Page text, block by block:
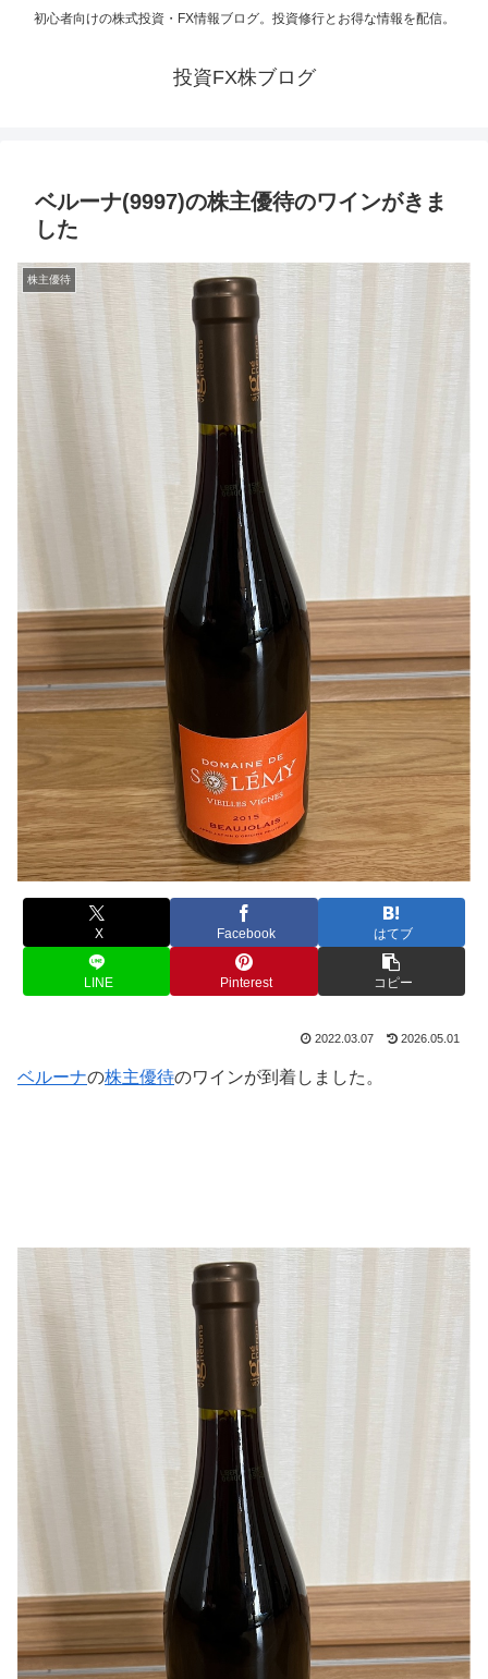
初心者向けの株式投資・FX情報ブログ。投資修行とお得な情報を配信。
投資FX株ブログ
ベルーナ(9997)の株主優待のワインがきま
した
株主優待
X Facebook はてブ
LINE Pinterest コピー
2022.03.07 2026.05.01
ベルーナの株主優待のワインが到着しました。